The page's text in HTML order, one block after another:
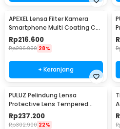
APEXEL Lensa Filter Kamera
Smartphone Multi Coating CPL
52mm with Clip - APL-52CPL
Rp216.600
Rp296.900 28%
+ Keranjang
PULUZ Pelindung Lensa
Protective Lens Tempered
Glass for DJI OSMO 360 - PL3
Rp237.200
Rp302.900 22%